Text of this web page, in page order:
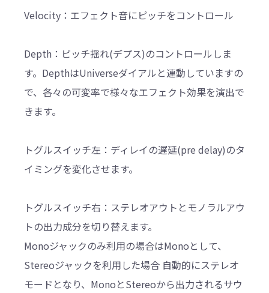
Velocity：エフェクト音にピッチをコントロール
Depth：ピッチ揺れ(デプス)のコントロールしま
す。DepthはUniverseダイアルと連動していますの
で、各々の可変率で様々なエフェクト効果を演出で
きます。
トグルスイッチ左：ディレイの遅延(pre delay)のタ
イミングを変化させます。
トグルスイッチ右：ステレオアウトとモノラルアウ
トの出力成分を切り替えます。
Monoジャックのみ利用の場合はMonoとして、
Stereoジャックを利用した場合 自動的にステレオ
モードとなり、MonoとStereoから出力されるサウ